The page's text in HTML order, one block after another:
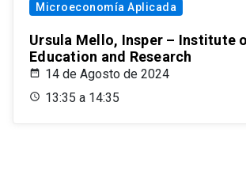
Microeconomía Aplicada
Ursula Mello, Insper – Institute
Education and Research
14 de Agosto de 2024
13:35 a 14:35